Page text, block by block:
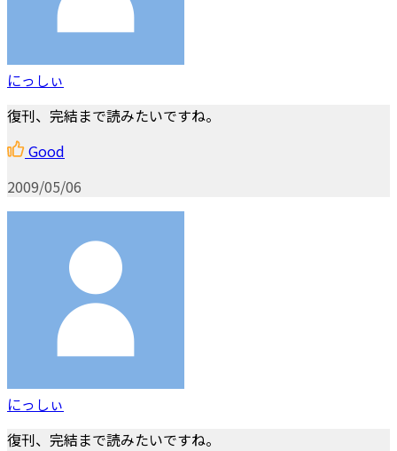
にっしぃ
復刊、完結まで読みたいですね。
Good
2009/05/06
にっしぃ
復刊、完結まで読みたいですね。